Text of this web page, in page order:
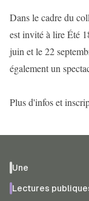
Dans le cadre du
est invité à lire Été
juin et le 22
également un
Plus d'infos et
Une
Lectures